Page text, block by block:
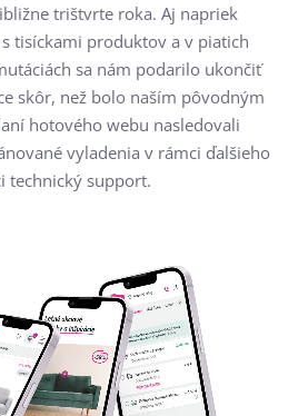
trištvrte roka. Aj napriek
tisíckami produktov a v piatich
sa nám podarilo ukončiť
skôr, než bolo naším pôvodným
hotového webu nasledovali
vyladenia v rámci ďalšieho
technický support.